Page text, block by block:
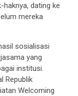
haknya, dating ke
mereka
sosialisasi
yang
institusi.
Republik
Welcoming